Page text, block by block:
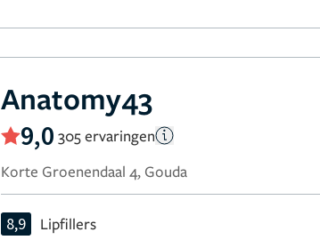
Anatomy43
9,0 305 ervaringen
Korte Groenendaal 4, Gouda
8,9 Lipfillers